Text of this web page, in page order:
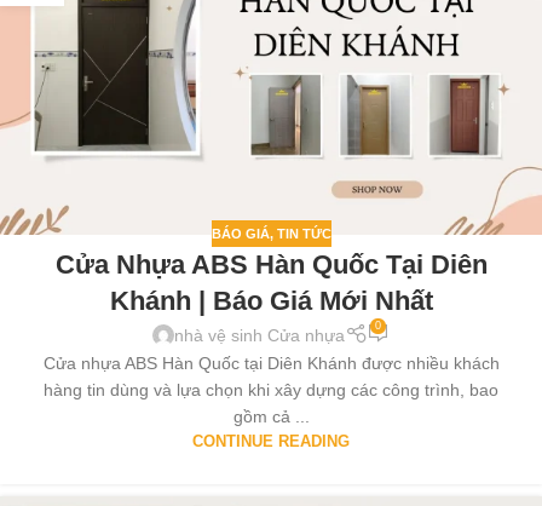
BÁO GIÁ, TIN TỨC
Cửa Nhựa ABS Hàn Quốc Tại Diên
Khánh | Báo Giá Mới Nhất
nhà vệ sinh Cửa nhựa 0
Cửa nhựa ABS Hàn Quốc tại Diên Khánh được nhiều khách
hàng tin dùng và lựa chọn khi xây dựng các công trình, bao
gồm cả ...
CONTINUE READING